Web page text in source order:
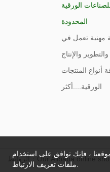
الورقية
المحدودة
تعمل في
والإنتاج
أنواع المنتجات
الورقية.... أكثر
الروابط： Our Alibaba online
، فإنك توافق على استخدام